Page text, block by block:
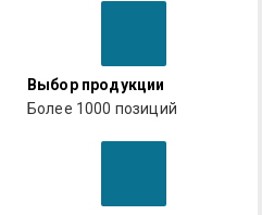
Выбор продукции
Более 1000 позиций